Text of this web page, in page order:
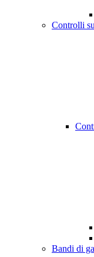
Controlli
Bandi di